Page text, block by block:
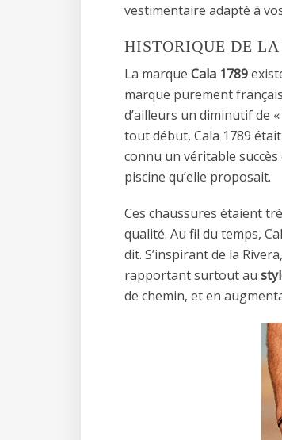
vestimentaire adapté à
HISTORIQUE DE
La marque Cala 1789
marque purement
d’ailleurs un diminutif de
tout début, Cala 1789
connu un véritable
piscine qu’elle proposait.
Ces chaussures étaient
qualité. Au fil du temps,
dit. S’inspirant de la
rapportant surtout au
de chemin, et en